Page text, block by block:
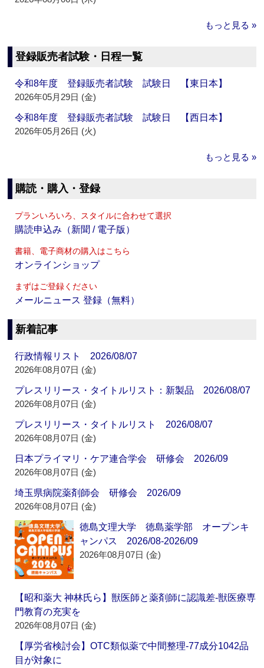
もっと見る »
登録販売者試験・日程一覧
令和8年度 登録販売者試験 試験日 【東日本】
2026年05月29日 (金)
令和8年度 登録販売者試験 試験日 【西日本】
2026年05月26日 (火)
もっと見る »
購読・購入・登録
プランいろいろ、スタイルに合わせて選択
購読申込み（新聞 / 電子版）
書籍、電子商材の購入はこちら
オンラインショップ
まずはご登録ください
メールニュース 登録（無料）
新着記事
行政情報リスト 2026/08/07
2026年08月07日 (金)
プレスリリース・タイトルリスト：新製品 2026/08/07
2026年08月07日 (金)
プレスリリース・タイトルリスト 2026/08/07
2026年08月07日 (金)
日本プライマリ・ケア連合学会 研修会 2026/09
2026年08月07日 (金)
埼玉県病院薬剤師会 研修会 2026/09
2026年08月07日 (金)
徳島文理大学 徳島薬学部 オープンキ
ャンパス 2026/08-2026/09
2026年08月07日 (金)
【昭和薬大 神林氏ら】獣医師と薬剤師に認識差‐獣医療専
門教育の充実を
2026年08月07日 (金)
【厚労省検討会】OTC類似薬で中間整理‐77成分1042品
目が対象に